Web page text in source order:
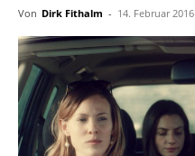
Von Dirk Fithalm - 14. Februar 2016